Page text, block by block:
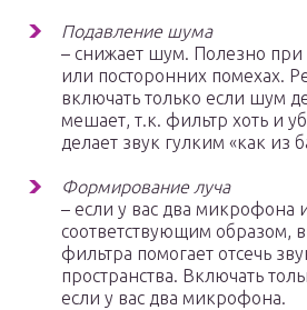
Подавление шума
– снижает шум. Полезно
или посторонних помехах.
включать только если шум
мешает, т.к. фильтр хоть и
делает звук гулким «как из
Формирование луча
– если у вас два микрофона
соответствующим образом,
фильтра помогает отсечь
пространства. Включать
если у вас два микрофона.